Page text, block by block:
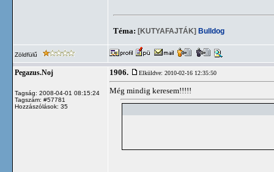
Téma: [KUTYAFAJTÁK] Bulldog
Zöldfülű
Pegazus.Noj
Tagság: 2008-04-01 08:15:24
Tagszám: #57781
Hozzászólások: 35
1906. Elküldve: 2010-02-16 12:35:50
Még mindig keresem!!!!!